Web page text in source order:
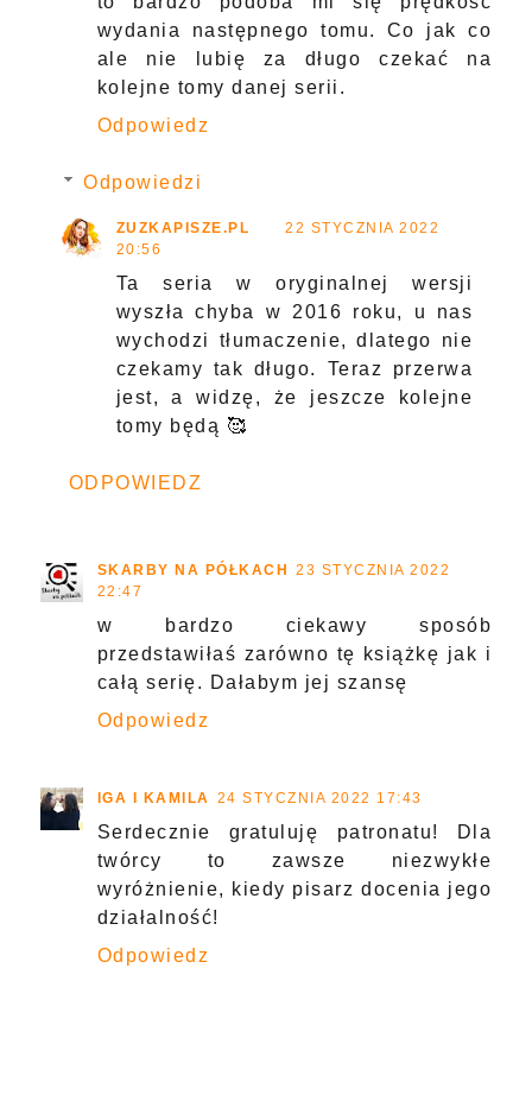
wydania następnego tomu. Co jak co
ale nie lubię za długo czekać na
kolejne tomy danej serii.
Odpowiedz
Odpowiedzi
ZUZKAPISZE.PL
22 STYCZNIA 2022
20:56
Ta seria w oryginalnej wersji
wyszła chyba w 2016 roku, u nas
wychodzi tłumaczenie, dlatego nie
czekamy tak długo. Teraz przerwa
jest, a widzę, że jeszcze kolejne
tomy będą 🥰
ODPOWIEDZ
SKARBY NA PÓŁKACH 23 STYCZNIA 2022
22:47
w bardzo ciekawy sposób
przedstawiłaś zarówno tę książkę jak i
całą serię. Dałabym jej szansę
Odpowiedz
IGA I KAMILA 24 STYCZNIA 2022 17:43
Serdecznie gratuluję patronatu! Dla
twórcy to zawsze niezwykłe
wyróżnienie, kiedy pisarz docenia jego
działalność!
Odpowiedz